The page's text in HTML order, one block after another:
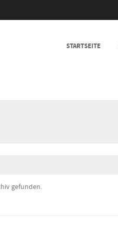
SKIP TO CONTENTSTARTSEITE
gefunden.